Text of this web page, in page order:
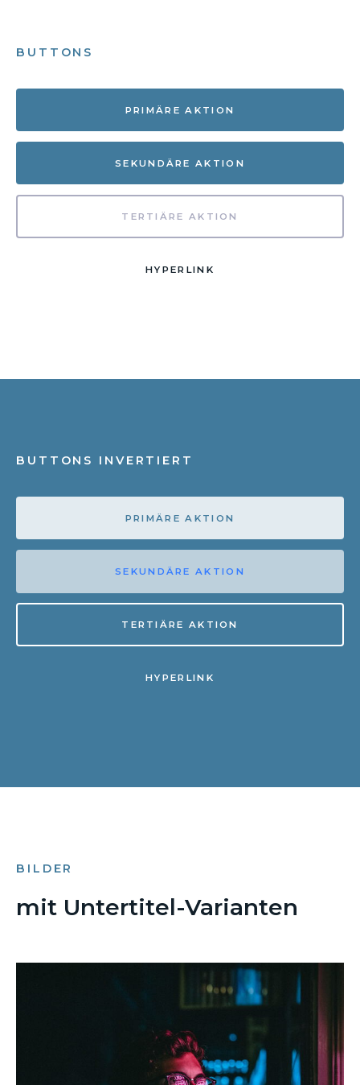
BUTTONS
PRIMÄRE AKTION
SEKUNDÄRE AKTION
TERTIÄRE AKTION
HYPERLINK
BUTTONS INVERTIERT
PRIMÄRE AKTION
SEKUNDÄRE AKTION
TERTIÄRE AKTION
HYPERLINK
BILDER
mit Untertitel-Varianten